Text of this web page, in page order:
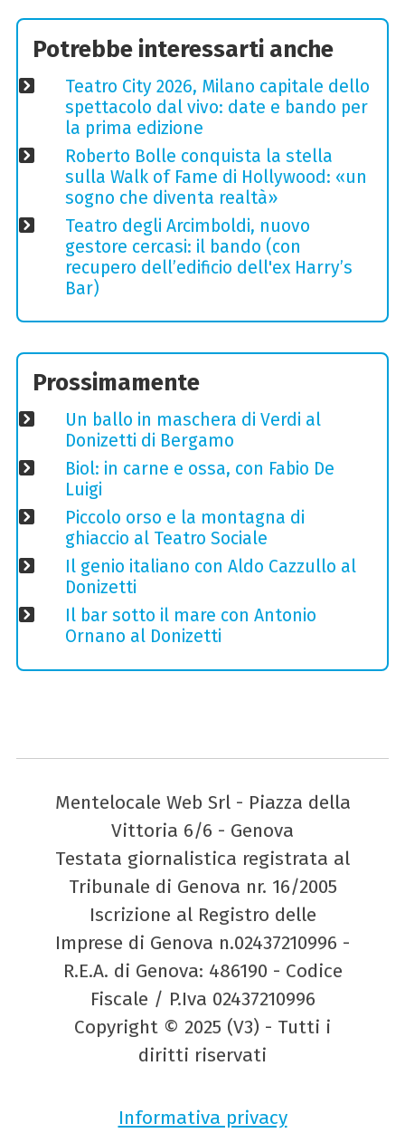
Potrebbe interessarti anche
Teatro City 2026, Milano capitale dello
spettacolo dal vivo: date e bando per
la prima edizione
Roberto Bolle conquista la stella
sulla Walk of Fame di Hollywood: «un
sogno che diventa realtà»
Teatro degli Arcimboldi, nuovo
gestore cercasi: il bando (con
recupero dell’edificio dell'ex Harry’s
Bar)
Prossimamente
Un ballo in maschera di Verdi al
Donizetti di Bergamo
Biol: in carne e ossa, con Fabio De
Luigi
Piccolo orso e la montagna di
ghiaccio al Teatro Sociale
Il genio italiano con Aldo Cazzullo al
Donizetti
Il bar sotto il mare con Antonio
Ornano al Donizetti
Mentelocale Web Srl - Piazza della
Vittoria 6/6 - Genova
Testata giornalistica registrata al
Tribunale di Genova nr. 16/2005
Iscrizione al Registro delle
Imprese di Genova n.02437210996 -
R.E.A. di Genova: 486190 - Codice
Fiscale / P.Iva 02437210996
Copyright © 2025 (V3) - Tutti i
diritti riservati
Informativa privacy